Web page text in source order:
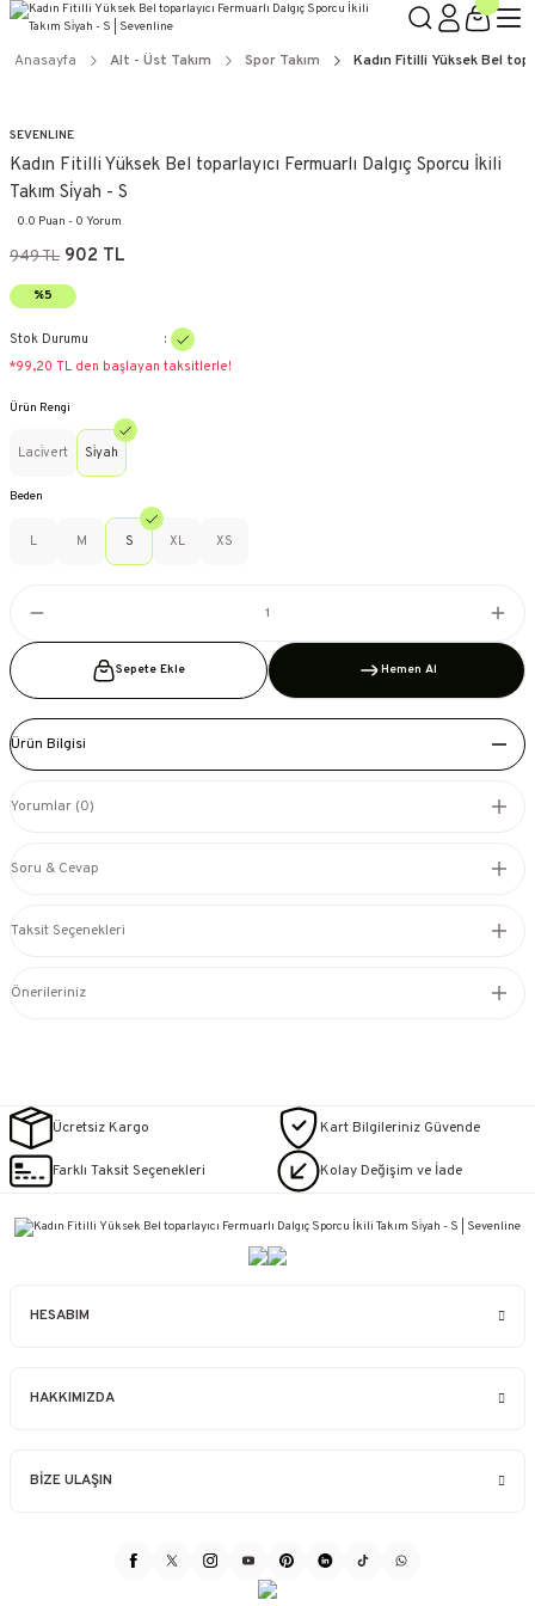
Anasayfa Alt - Üst Takım Spor Takım Kadın Fitilli Yüksek Bel
SEVENLINE
Kadın Fitilli Yüksek Bel toparlayıcı Fermuarlı Dalgıç Sporcu İkili
Takım Si̇yah - S
0.0 Puan - 0 Yorum
949 TL 902 TL
%5
Stok Durumu
*99,20 TL den başlayan taksitlerle!
Ürün Rengi
Laci̇vert Si̇yah
Beden
L M S XL XS
Sepete Ekle Hemen Al
Ürün Bilgisi
Yorumlar (0)
Soru & Cevap
Taksit Seçenekleri
Önerileriniz
Ücretsiz Kargo Kart Bilgileriniz Güvende
Farklı Taksit Seçenekleri Kolay Değişim ve İade
HESABIM
HAKKIMIZDA
BİZE ULAŞIN